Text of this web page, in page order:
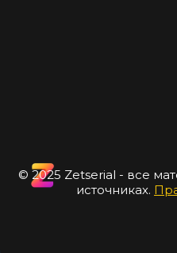
© 2025 Zetserial - все
источниках.